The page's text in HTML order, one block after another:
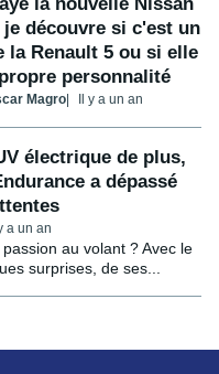
je découvre si c'est un
la Renault 5 ou si elle
personnalité
Magro Il y a un an
électrique de plus,
a dépassé
a un an
au volant ? Avec le
surprises, de ses...